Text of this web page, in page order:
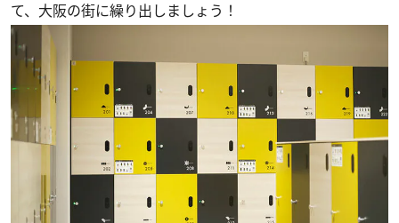
て、大阪の街に繰り出しましょう！